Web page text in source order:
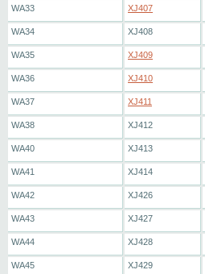
WA33 XJ407
WA34 XJ408
WA35 XJ409
WA36 XJ410
WA37 XJ411
WA38 XJ412
WA40 XJ413
WA41 XJ414
WA42 XJ426
WA43 XJ427
WA44 XJ428
WA45 XJ429